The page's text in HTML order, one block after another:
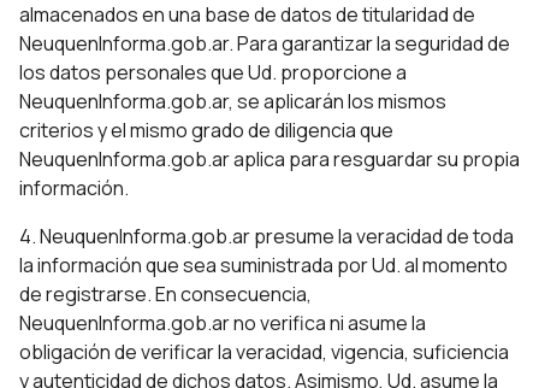
almacenados en una base de datos de titularidad de
NeuquenInforma.gob.ar. Para garantizar la seguridad de
los datos personales que Ud. proporcione a
NeuquenInforma.gob.ar, se aplicarán los mismos
criterios y el mismo grado de diligencia que
NeuquenInforma.gob.ar aplica para resguardar su propia
información.
4. NeuquenInforma.gob.ar presume la veracidad de toda
la información que sea suministrada por Ud. al momento
de registrarse. En consecuencia,
NeuquenInforma.gob.ar no verifica ni asume la
obligación de verificar la veracidad, vigencia, suficiencia
y autenticidad de dichos datos. Asimismo, Ud. asume la